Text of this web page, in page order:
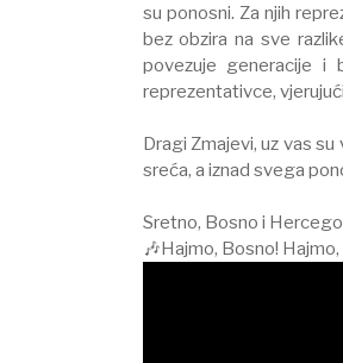
su ponosni. Za njih
bez obzira na sve
povezuje generacije i
reprezentativce,
Dragi Zmajevi, uz vas
sreća, a iznad svega
Sretno, Bosno i
🎶Hajmo, Bosno!